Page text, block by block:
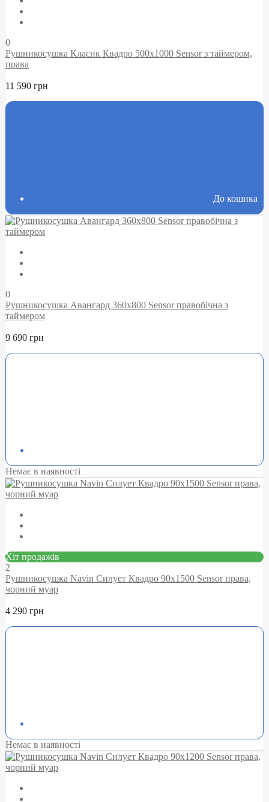
0
Рушникосушка Класик Квадро 500х1000 Sensor з таймером,
права
11 590 грн
До кошика
0
Рушникосушка Авангард 360х800 Sensor правобічна з
таймером
9 690 грн
Немає в наявності
Хіт продажів
2
Рушникосушка Navin Силует Квадро 90х1500 Sensor права,
чорний муар
4 290 грн
Немає в наявності